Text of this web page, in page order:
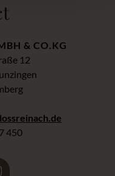
& CO.KG
12
450